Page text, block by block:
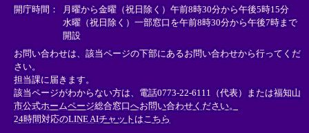
＞
＞
＞
開庁時間：
月曜から金曜（祝日除く）午前8時30分から午後5時15分
水曜（祝日除く）一部窓口を午前8時30分から午後7時まで
開設
お問い合わせは、該当ページの下部にあるお問い合わせから行ってくだ
さい。
担当課に届きます。
該当ページがわからない方は、電話0773-22-6111（代表）または福知山
市公式ホームページ総合窓口へお問い合わせください。
24時間対応のLINE AIチャットはこちら